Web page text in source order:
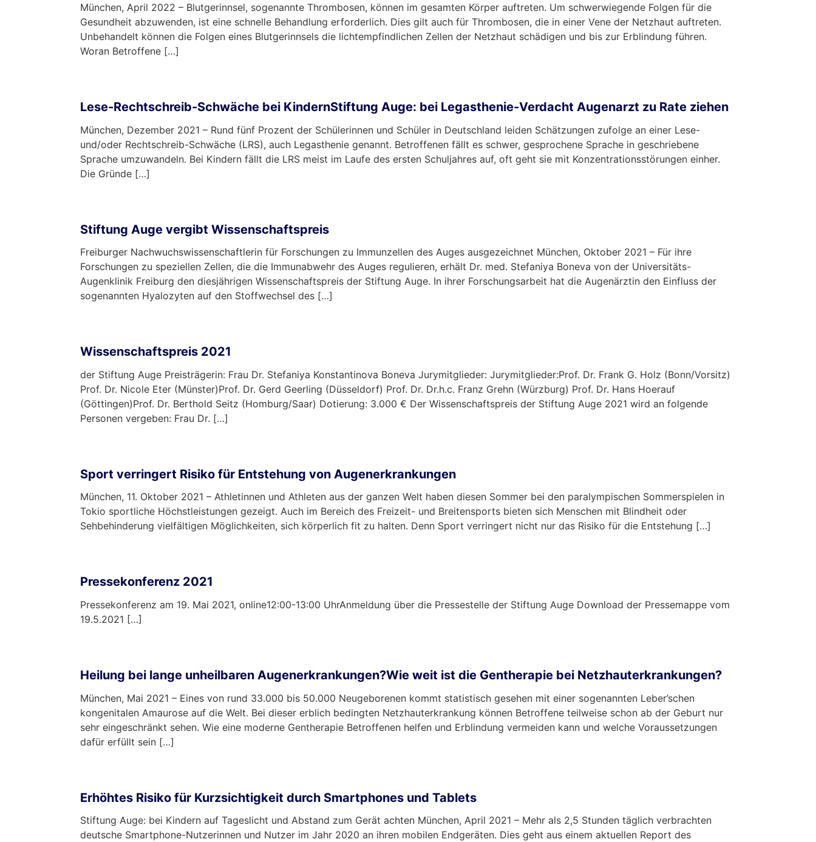
München, April 2022 – Blutgerinnsel, sogenannte Thrombosen, können im gesamten Körper auftreten. Um schwerwiegende Folgen für die
Gesundheit abzuwenden, ist eine schnelle Behandlung erforderlich. Dies gilt auch für Thrombosen, die in einer Vene der Netzhaut auftreten.
Unbehandelt können die Folgen eines Blutgerinnsels die lichtempfindlichen Zellen der Netzhaut schädigen und bis zur Erblindung führen.
Woran Betroffene […]
Lese-Rechtschreib-Schwäche bei KindernStiftung Auge: bei Legasthenie-Verdacht Augenarzt zu Rate ziehen
München, Dezember 2021 – Rund fünf Prozent der Schülerinnen und Schüler in Deutschland leiden Schätzungen zufolge an einer Lese-
und/oder Rechtschreib-Schwäche (LRS), auch Legasthenie genannt. Betroffenen fällt es schwer, gesprochene Sprache in geschriebene
Sprache umzuwandeln. Bei Kindern fällt die LRS meist im Laufe des ersten Schuljahres auf, oft geht sie mit Konzentrationsstörungen einher.
Die Gründe […]
Stiftung Auge vergibt Wissenschaftspreis
Freiburger Nachwuchswissenschaftlerin für Forschungen zu Immunzellen des Auges ausgezeichnet München, Oktober 2021 – Für ihre
Forschungen zu speziellen Zellen, die die Immunabwehr des Auges regulieren, erhält Dr. med. Stefaniya Boneva von der Universitäts-
Augenklinik Freiburg den diesjährigen Wissenschaftspreis der Stiftung Auge. In ihrer Forschungsarbeit hat die Augenärztin den Einfluss der
sogenannten Hyalozyten auf den Stoffwechsel des […]
Wissenschaftspreis 2021
der Stiftung Auge Preisträgerin: Frau Dr. Stefaniya Konstantinova Boneva Jurymitglieder: Jurymitglieder:Prof. Dr. Frank G. Holz (Bonn/Vorsitz)
Prof. Dr. Nicole Eter (Münster)Prof. Dr. Gerd Geerling (Düsseldorf) Prof. Dr. Dr.h.c. Franz Grehn (Würzburg) Prof. Dr. Hans Hoerauf
(Göttingen)Prof. Dr. Berthold Seitz (Homburg/Saar) Dotierung: 3.000 € Der Wissenschaftspreis der Stiftung Auge 2021 wird an folgende
Personen vergeben: Frau Dr. […]
Sport verringert Risiko für Entstehung von Augenerkrankungen
München, 11. Oktober 2021 – Athletinnen und Athleten aus der ganzen Welt haben diesen Sommer bei den paralympischen Sommerspielen in
Tokio sportliche Höchstleistungen gezeigt. Auch im Bereich des Freizeit- und Breitensports bieten sich Menschen mit Blindheit oder
Sehbehinderung vielfältigen Möglichkeiten, sich körperlich fit zu halten. Denn Sport verringert nicht nur das Risiko für die Entstehung […]
Pressekonferenz 2021
Pressekonferenz am 19. Mai 2021, online12:00-13:00 UhrAnmeldung über die Pressestelle der Stiftung Auge Download der Pressemappe vom
19.5.2021 […]
Heilung bei lange unheilbaren Augenerkrankungen?Wie weit ist die Gentherapie bei Netzhauterkrankungen?
München, Mai 2021 – Eines von rund 33.000 bis 50.000 Neugeborenen kommt statistisch gesehen mit einer sogenannten Leber’schen
kongenitalen Amaurose auf die Welt. Bei dieser erblich bedingten Netzhauterkrankung können Betroffene teilweise schon ab der Geburt nur
sehr eingeschränkt sehen. Wie eine moderne Gentherapie Betroffenen helfen und Erblindung vermeiden kann und welche Voraussetzungen
dafür erfüllt sein […]
Erhöhtes Risiko für Kurzsichtigkeit durch Smartphones und Tablets
Stiftung Auge: bei Kindern auf Tageslicht und Abstand zum Gerät achten München, April 2021 – Mehr als 2,5 Stunden täglich verbrachten
deutsche Smartphone-Nutzerinnen und Nutzer im Jahr 2020 an ihren mobilen Endgeräten. Dies geht aus einem aktuellen Report des